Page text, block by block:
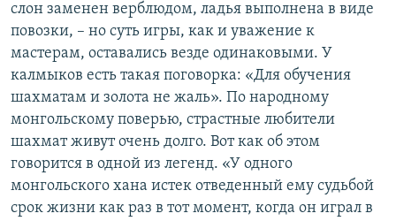
слон заменен верблюдом, ладья выполнена в виде
повозки, – но суть игры, как и уважение к
мастерам, оставались везде одинаковыми. У
калмыков есть такая поговорка: «Для обучения
шахматам и золота не жаль». По народному
монгольскому поверью, страстные любители
шахмат живут очень долго. Вот как об этом
говорится в одной из легенд. «У одного
монгольского хана истек отведенный ему судьбой
срок жизни как раз в тот момент, когда он играл в